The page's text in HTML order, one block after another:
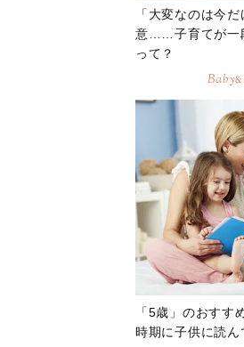
「大変なのは今
意……子育てが一
って？
Baby&
「5歳」のおすす
時期に子供に読